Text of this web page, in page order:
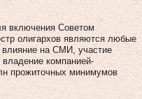
включения Советом
олигархов являются любые
влияние на СМИ, участие
компанией-
прожиточных минимумов